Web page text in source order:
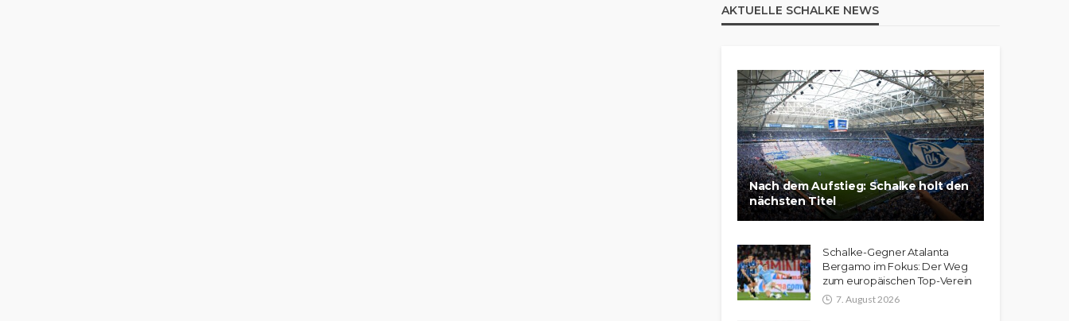
AKTUELLE SCHALKE NEWS
Nach dem Aufstieg: Schalke holt den
nächsten Titel
Schalke-Gegner Atalanta
Bergamo im Fokus: Der Weg
zum europäischen Top-Verein
7. August 2026